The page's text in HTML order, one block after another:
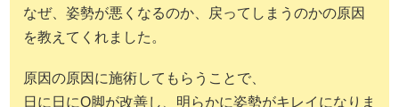
なぜ、姿勢が悪くなるのか、戻ってしまうのかの原因
を教えてくれました。
原因の原因に施術してもらうことで、
日に日にO脚が改善し、明らかに姿勢がキレイになりま